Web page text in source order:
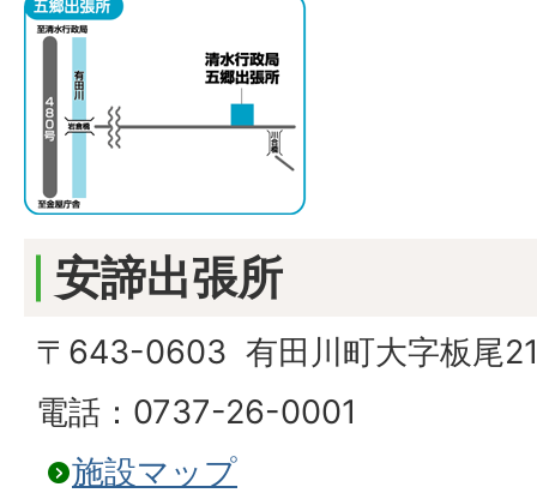
安諦出張所
〒643-0603 有田川町大字板尾
電話：0737-26-0001
施設マップ